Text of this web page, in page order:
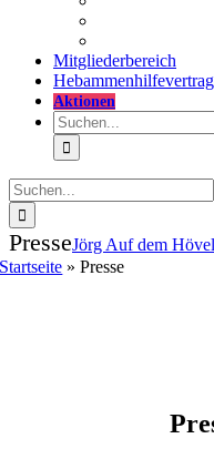
Mitgliederbereich
Hebammenhilfevertrag
Aktionen
Suche
nach:
Suche
nach:
PresseJörg Auf dem Hövel
Startseite »Presse